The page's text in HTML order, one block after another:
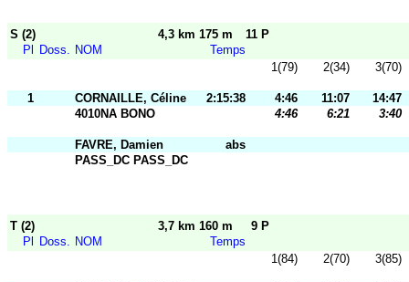
S (2) 4,3 km 175 m
11 P
Pl
Doss. NOM
Temps
1(79)
2(34) 3(70)
1 CORNAILLE, Céline 2:15:38 4:46 11:07
14:47
4010NA BONO
4:46 6:21 3:40
FAVRE, Damien
abs
PASS_DC PASS_DC
T (2) 3,7 km 160 m
9 P
Pl
Doss. NOM
Temps
1(84)
2(70) 3(85)